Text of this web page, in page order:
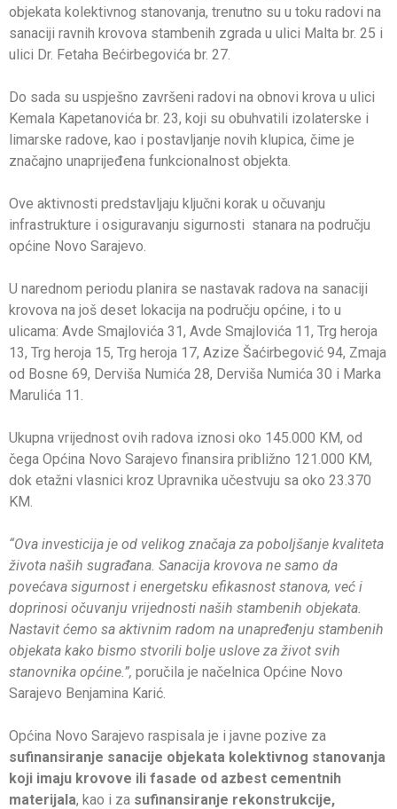
objekata kolektivnog stanovanja, trenutno su u toku radovi na
sanaciji ravnih krovova stambenih zgrada u ulici Malta br. 25 i
ulici Dr. Fetaha Bećirbegovića br. 27.
Do sada su uspješno završeni radovi na obnovi krova u ulici
Kemala Kapetanovića br. 23, koji su obuhvatili izolaterske i
limarske radove, kao i postavljanje novih klupica, čime je
značajno unaprijeđena funkcionalnost objekta.
Ove aktivnosti predstavljaju ključni korak u očuvanju
infrastrukture i osiguravanju sigurnosti stanara na području
općine Novo Sarajevo.
U narednom periodu planira se nastavak radova na sanaciji
krovova na još deset lokacija na području općine, i to u
ulicama: Avde Smajlovića 31, Avde Smajlovića 11, Trg heroja
13, Trg heroja 15, Trg heroja 17, Azize Šaćirbegović 94, Zmaja
od Bosne 69, Derviša Numića 28, Derviša Numića 30 i Marka
Marulića 11.
Ukupna vrijednost ovih radova iznosi oko 145.000 KM, od
čega Općina Novo Sarajevo finansira približno 121.000 KM,
dok etažni vlasnici kroz Upravnika učestvuju sa oko 23.370
KM.
“Ova investicija je od velikog značaja za poboljšanje kvaliteta
života naših sugrađana. Sanacija krovova ne samo da
povećava sigurnost i energetsku efikasnost stanova, već i
doprinosi očuvanju vrijednosti naših stambenih objekata.
Nastavit ćemo sa aktivnim radom na unapređenju stambenih
objekata kako bismo stvorili bolje uslove za život svih
stanovnika općine.”, poručila je načelnica Općine Novo
Sarajevo Benjamina Karić.
Općina Novo Sarajevo raspisala je i javne pozive za
sufinansiranje sanacije objekata kolektivnog stanovanja
koji imaju krovove ili fasade od azbest cementnih
materijala, kao i za sufinansiranje rekonstrukcije,